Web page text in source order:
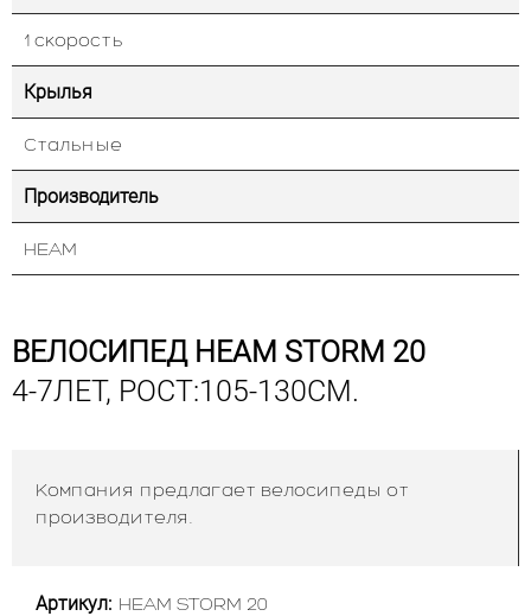
1 скорость
Крылья
Стальные
Производитель
HEAM
ВЕЛОСИПЕД HEAM STORM 20
4-7ЛЕТ, РОСТ:105-130СМ.
Компания предлагает велосипеды от
производителя.
Артикул: HEAM STORM 20